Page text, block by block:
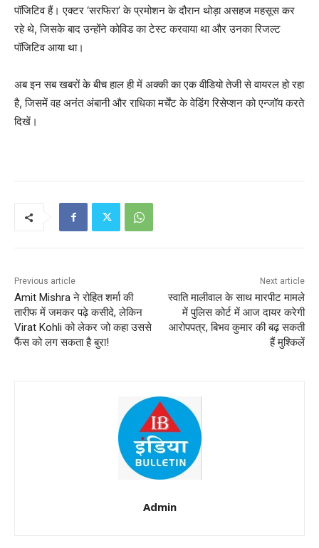
पॉजिटिव हैं। एक्टर ‘सरफिरा’ के प्रमोशन के दौरान थोड़ा असहज महसूस कर
रहे थे, जिसके बाद उन्होंने कोविड का टेस्ट करवाया था और उनका रिजल्ट
पॉजिटिव आया था।
अब इन सब खबरों के बीच हाल ही में अक्की का एक वीडियो तेजी से वायरल हो रहा
है, जिसमें वह अनंत अंबानी और राधिका मर्चेंट के वेडिंग रिसेप्शन को एन्जॉय करते
दिखें।
Previous article
Amit Mishra ने रोहित शर्मा की
तारीफ में जमकर पढ़े कसीदे, लेकिन
Virat Kohli को लेकर जो कहा उससे
फैंस को लग सकता है बुरा!
Next article
स्वाति मालीवाल के साथ मारपीट मामले
में पुलिस कोर्ट में आज दायर करेगी
आरोपपत्र, बिभव कुमार की बढ़ सकती
हैं मुश्किलें
Admin